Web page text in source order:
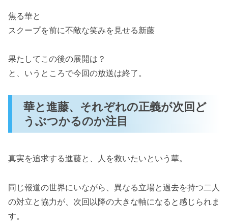
焦る華と
スクープを前に不敵な笑みを見せる新藤
果たしてこの後の展開は？
と、いうところで今回の放送は終了。
華と進藤、それぞれの正義が次回ど
うぶつかるのか注目
真実を追求する進藤と、人を救いたいという華。
同じ報道の世界にいながら、異なる立場と過去を持つ二人
の対立と協力が、次回以降の大きな軸になると感じられま
す。